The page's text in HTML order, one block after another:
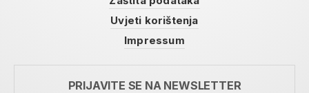
Uvjeti korištenja
Impressum
PRIJAVITE SE NA NEWSLETTER